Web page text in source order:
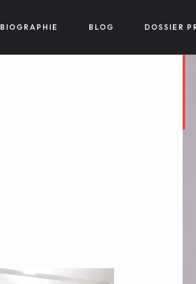
BIOGRAPHIE BLOG DOSSIER